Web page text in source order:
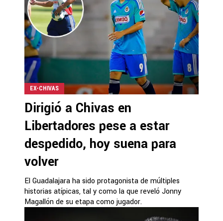
EX-CHIVAS
Dirigió a Chivas en
Libertadores pese a estar
despedido, hoy suena para
volver
El Guadalajara ha sido protagonista de múltiples
historias atípicas, tal y como la que reveló Jonny
Magallón de su etapa como jugador.